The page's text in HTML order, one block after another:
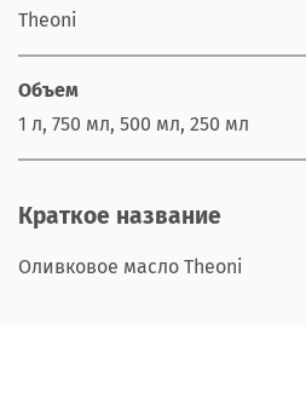
Theoni
Объем
1 л, 750 мл, 500 мл, 250 мл
Краткое название
Оливковое масло Theoni